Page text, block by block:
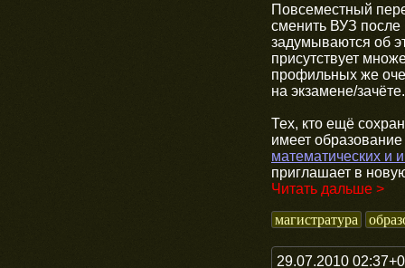
Повсеместный
сменить ВУЗ после
задумываются об
присутствует
профильных же
на экзамене/зачёте.
Тех, кто ещё
имеет
математических и
приглашает в
Читать дальше >
магистратура
29.07.2010